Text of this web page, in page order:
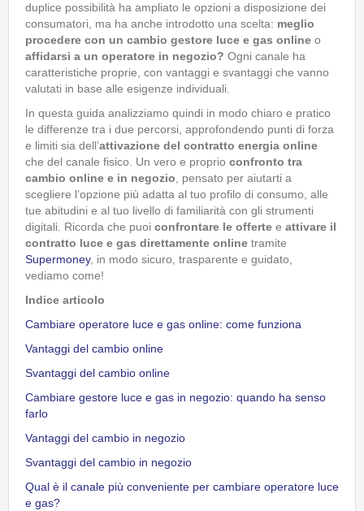
duplice possibilità ha ampliato le opzioni a disposizione dei
consumatori, ma ha anche introdotto una scelta: meglio
procedere con un cambio gestore luce e gas online o
affidarsi a un operatore in negozio? Ogni canale ha
caratteristiche proprie, con vantaggi e svantaggi che vanno
valutati in base alle esigenze individuali.
In questa guida analizziamo quindi in modo chiaro e pratico
le differenze tra i due percorsi, approfondendo punti di forza
e limiti sia dell’attivazione del contratto energia online
che del canale fisico. Un vero e proprio confronto tra
cambio online e in negozio , pensato per aiutarti a
scegliere l’opzione più adatta al tuo profilo di consumo, alle
tue abitudini e al tuo livello di familiarità con gli strumenti
digitali. Ricorda che puoi confrontare le offerte e attivare il
contratto luce e gas direttamente online tramite
Supermoney, in modo sicuro, trasparente e guidato,
vediamo come!
Indice articolo
Cambiare operatore luce e gas online: come funziona
Vantaggi del cambio online
Svantaggi del cambio online
Cambiare gestore luce e gas in negozio: quando ha senso
farlo
Vantaggi del cambio in negozio
Svantaggi del cambio in negozio
Qual è il canale più conveniente per cambiare operatore luce
e gas?